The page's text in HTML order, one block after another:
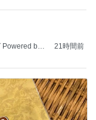
Powered by
21時間前